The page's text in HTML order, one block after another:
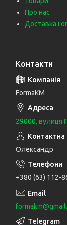
Про нас
Доставка і
Контакти
FormaKM
29000, вулиця
Олександр
+380 (63) 112-